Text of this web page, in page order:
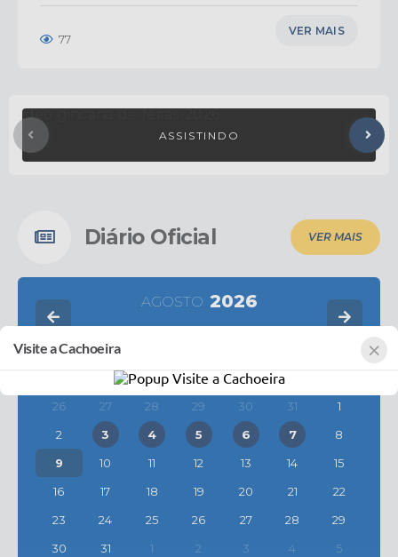
77
VER MAIS
Diário Oficial VER MAIS
AGOSTO 2026
26 27 28 29 30 31
1
2
3 4 5 6 7
8
9
10 11 12 13 14
15
16
17 18 19 20 21
22
23
24 25 26 27 28
29
30
31 1 2 3 4 5
×
Visite a Cachoeira